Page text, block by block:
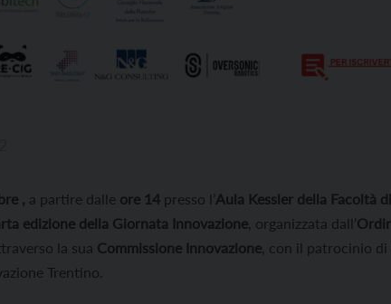
, a partire dalle ore 14 presso l’Aula Kessler della Facoltà
edizione della Giornata Innovazione , organizzata dall’
la sua Commissione Innovazione , con il patrocinio
Trentino.